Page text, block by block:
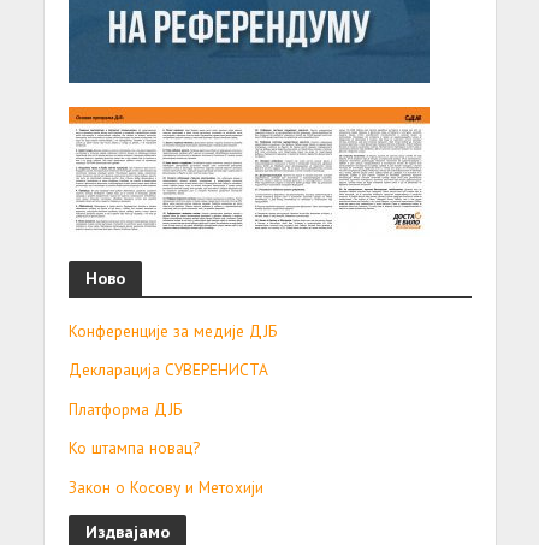
Ново
Конференције за медије ДЈБ
Декларација СУВЕРЕНИСТА
Платформа ДЈБ
Ко штампа новац?
Закон о Косову и Метохији
Издвајамо